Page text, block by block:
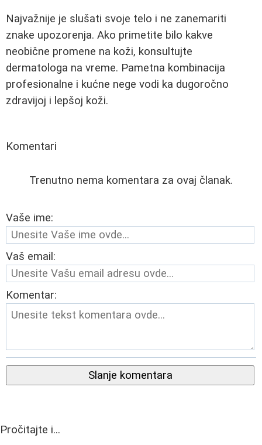
Najvažnije je slušati svoje telo i ne zanemariti
znake upozorenja. Ako primetite bilo kakve
neobične promene na koži, konsultujte
dermatologa na vreme. Pametna kombinacija
profesionalne i kućne nege vodi ka dugoročno
zdravijoj i lepšoj koži.
Komentari
Trenutno nema komentara za ovaj članak.
Vaše ime:
Vaš email:
Komentar:
Slanje komentara
Pročitajte i...